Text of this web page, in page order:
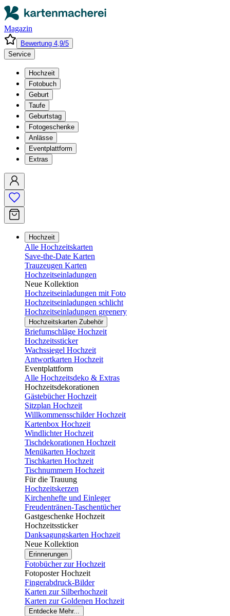
Magazin
Bewertung 4,9/5
Service
Hochzeit
Fotobuch
Geburt
Taufe
Geburtstag
Fotogeschenke
Anlässe
Eventplattform
Extras
Hochzeit
Alle Hochzeitskarten
Save-the-Date Karten
Trauzeugen Karten
Hochzeitseinladungen
Neue Kollektion
Hochzeitseinladungen mit Foto
Hochzeitseinladungen schlicht
Hochzeitseinladungen greenery
Hochzeitskarten Zubehör
Briefumschläge Hochzeit
Hochzeitssticker
Wachssiegel Hochzeit
Antwortkarten Hochzeit
Eventplattform
Alle Hochzeitsdeko & Extras
Hochzeitsdekorationen
Gästebücher Hochzeit
Sitzplan Hochzeit
Willkommensschilder Hochzeit
Kartenbox Hochzeit
Windlichter Hochzeit
Tischdekorationen Hochzeit
Menükarten Hochzeit
Tischkarten Hochzeit
Tischnummern Hochzeit
Für die Trauung
Hochzeitskerzen
Kirchenhefte und Einleger
Freudentränen-Taschentücher
Gastgeschenke Hochzeit
Hochzeitssticker
Danksagungskarten Hochzeit
Neue Kollektion
Erinnerungen
Fotobücher zur Hochzeit
Fotoposter Hochzeit
Fingerabdruck-Bilder
Karten zur Silberhochzeit
Karten zur Goldenen Hochzeit
Entdecke Mehr...